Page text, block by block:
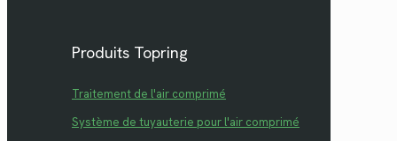
Produits Topring
Traitement de l'air comprimé
Système de tuyauterie pour l'air comprimé